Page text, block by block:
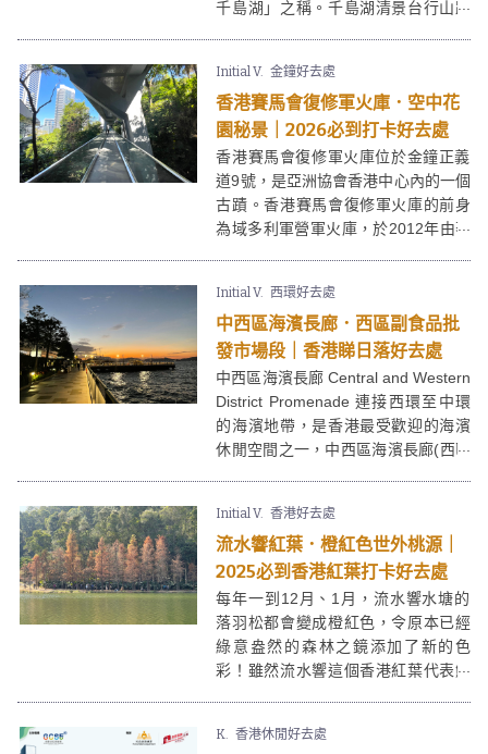
千島湖」之稱。千島湖清景台行山路
景台於2019年落成，現在不需要攀碎
石泥路，全程約3小時同埋只要走樓梯
就可輕鬆到達！
Initial V. 金鐘好去處
香港賽馬會復修軍火庫．空中花
園秘景｜2026必到打卡好去處
香港賽馬會復修軍火庫位於金鐘正義
道9號，是亞洲協會香港中心內的一個
古蹟。香港賽馬會復修軍火庫的前身
為域多利軍營軍火庫，於2012年由著
化、藝術和知識中心，簡約的建築設
計加上周邊的優美的環境，令人感覺
置身於城市綠洲之中。
Initial V. 西環好去處
中西區海濱長廊．西區副食品批
發市場段｜香港睇日落好去處
中西區海濱長廊 Central and Western
District Promenade 連接西環至中環
的海濱地帶，是香港最受歡迎的海濱
休閒空間之一，中西區海濱長廊(西區
Initial V. 香港好去處
流水響紅葉．橙紅色世外桃源｜
2025必到香港紅葉打卡好去處
每年一到12月、1月，流水響水塘的
落羽松都會變成橙紅色，令原本已經
綠意盎然的森林之鏡添加了新的色
彩！雖然流水響這個香港紅葉代表鮮
圍。加上流水響名字的由來源於當地
K. 香港休閒好去處